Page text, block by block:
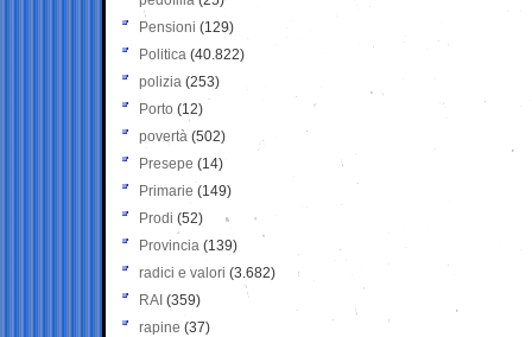
Pensioni (129)
Politica (40.822)
polizia (253)
Porto (12)
povertà (502)
Presepe (14)
Primarie (149)
Prodi (52)
Provincia (139)
radici e valori (3.682)
RAI (359)
rapine (37)